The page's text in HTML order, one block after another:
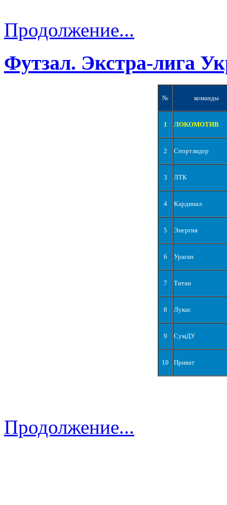
Продолжение...
Футзал. Экстра-лига
№ команды
1 ЛОКОМОТИВ
2 Спортлидер
3 ЛТК
4 Кардинал
5 Энергия
6 Ураган
7 Титан
8 Лукас
9 СумДУ
10 Приват
Продолжение...